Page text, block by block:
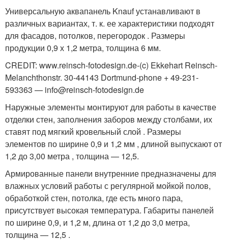
Универсальную аквапанель Knauf устанавливают в
различных вариантах, т. к. ее характеристики подходят
для фасадов, потолков, перегородок . Размеры
продукции 0,9 х 1,2 метра, толщина 6 мм.
CREDIT: www.reinsch-fotodesign.de-(c) Ekkehart Reinsch-
Melanchthonstr. 30-44143 Dortmund-phone + 49-231-
593363 — info@reinsch-fotodesign.de
Наружные элементы монтируют для работы в качестве
отделки стен, заполнения заборов между столбами, их
ставят под мягкий кровельный слой . Размеры
элементов по ширине 0,9 и 1,2 мм , длиной выпускают от
1,2 до 3,00 метра , толщина — 12,5.
Армированные панели внутренние предназначены для
влажных условий работы с регулярной мойкой полов,
обработкой стен, потолка, где есть много пара,
присутствует высокая температура. Габариты панелей
по ширине 0,9, и 1,2 м, длина от 1,2 до 3,0 метра,
толщина — 12,5 .